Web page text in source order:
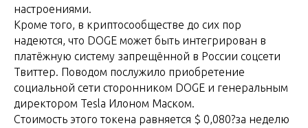
настроениями.
Кроме того, в криптосообществе до сих пор
надеются, что DOGE может быть интегрирован в
платёжную систему запрещённой в России соцсети
Твиттер. Поводом послужило приобретение
социальной сети сторонником DOGE и генеральным
директором Tesla Илоном Маском.
Стоимость этого токена равняется $ 0,080?за неделю